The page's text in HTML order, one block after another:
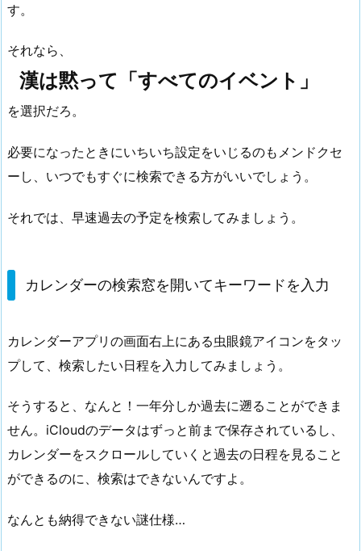
す。
それなら、
漢は黙って「すべてのイベント」
を選択だろ。
必要になったときにいちいち設定をいじるのもメンドクセ
ーし、いつでもすぐに検索できる方がいいでしょう。
それでは、早速過去の予定を検索してみましょう。
カレンダーの検索窓を開いてキーワードを入力
カレンダーアプリの画面右上にある虫眼鏡アイコンをタッ
プして、検索したい日程を入力してみましょう。
そうすると、なんと！ 一年分しか過去に遡ることができま
せん。iCloudのデータはずっと前まで保存されているし、
カレンダーをスクロールしていくと過去の日程を見ること
ができるのに、検索はできないんですよ。
なんとも納得できない謎仕様…